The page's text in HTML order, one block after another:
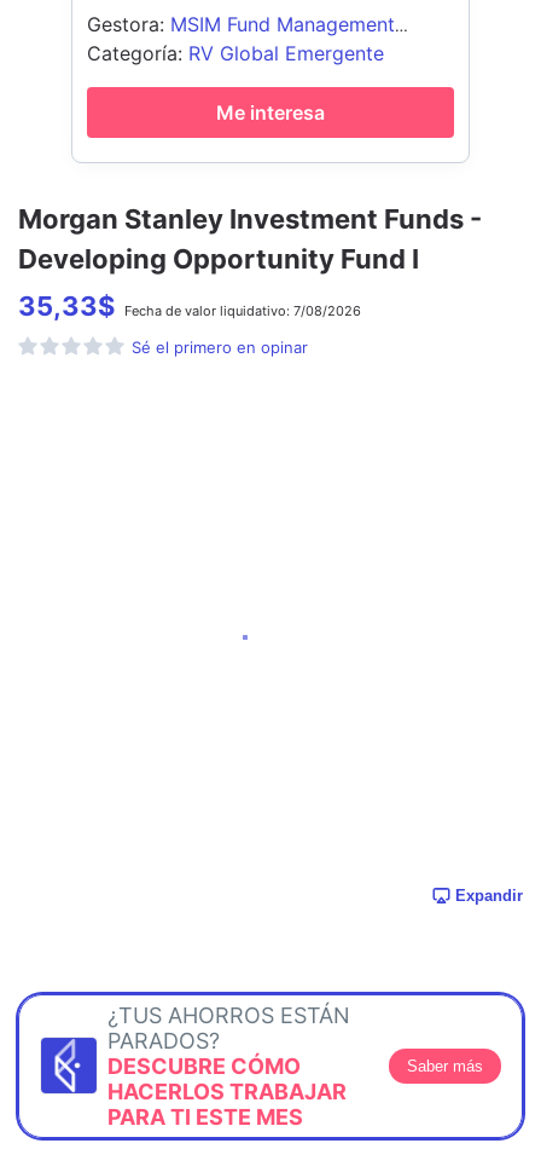
Morgan Stanley Investment Funds -
Developing Opportunity Fund I
35,33$ Fecha de valor liquidativo: 7/08/2026
Sé el primero en opinar
Expandir
¿TUS AHORROS ESTÁN
PARADOS?
DESCUBRE CÓMO
HACERLOS TRABAJAR
PARA TI ESTE MES
Saber más
Gestora: MSIM Fund Management
(Ireland) Limited
Categoría: RV Global Emergente
Me interesa